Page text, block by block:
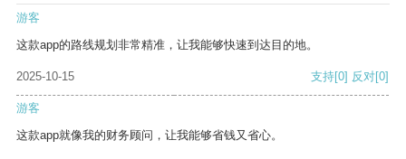
游客
这款app的路线规划非常精准，让我能够快速到达目的地。
2025-10-15 支持[0] 反对[0]
游客
这款app就像我的财务顾问，让我能够省钱又省心。